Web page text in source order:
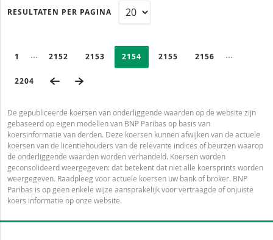
RESULTATEN PER PAGINA
PAGE
1 Ingeklapte pagina’s
PAGINA
2152 PAGINA
2153 Selected:
PAGINA
2154 PAGINA
2155 PAGINA
2156
LAATSTE PAGINA
2204 VORIGE PAGINA
De gepubliceerde koersen van onderliggende waarden op de website zijn
gebaseerd op eigen modellen van BNP Paribas op basis van
koersinformatie van derden. Deze koersen kunnen afwijken van de actuele
koersen van de licentiehouders van de relevante indices of beurzen waarop
de onderliggende waarden worden verhandeld. Koersen worden
geconsolideerd weergegeven: dat betekent dat niet alle koersprints worden
weergegeven. Raadpleeg voor actuele koersen uw bank of broker. BNP
Paribas is op geen enkele wijze aansprakelijk voor vertraagde of onjuiste
koers informatie op onze website.